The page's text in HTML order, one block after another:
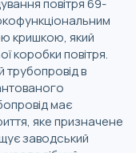
кришкою, який
коробки повітря.
трубопровід в
має
яке призначене
заводський